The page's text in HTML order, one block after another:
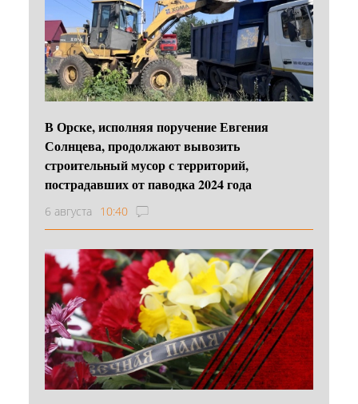
В Орске, исполняя поручение Евгения
Солнцева, продолжают вывозить
строительный мусор с территорий,
пострадавших от паводка 2024 года
6 августа 10:40